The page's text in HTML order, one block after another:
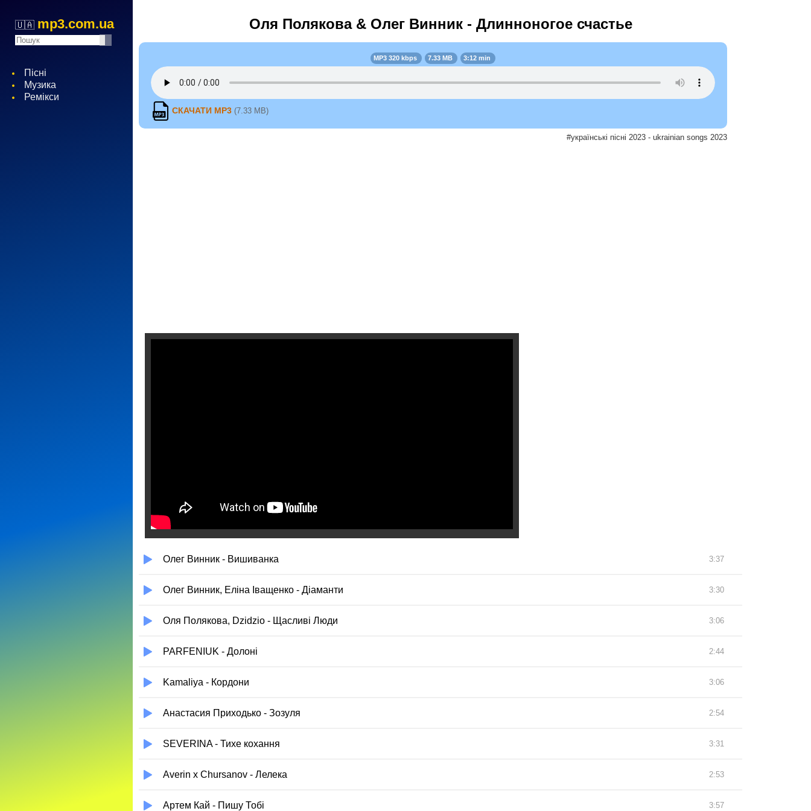
🇺🇦 mp3.com.ua
Пісні
Музика
Ремікси
Оля Полякова & Олег Винник - Длинноногое счастье
MP3 320 kbps 7.33 MB 3:12 min
СКАЧАТИ MP3 (7.33 MB)
#українські пісні 2023 - ukrainian songs 2023
Олег Винник - Вишиванка 3:37
Олег Винник, Еліна Іващенко - Діаманти 3:30
Оля Полякова, Dzidzio - Щасливі Люди 3:06
PARFENIUK - Долоні 2:44
Kamaliya - Кордони 3:06
Анастасия Приходько - Зозуля 2:54
SEVERINA - Тихе кохання 3:31
Averin x Chursanov - Лелека 2:53
Артем Кай - Пишу Тобі 3:57